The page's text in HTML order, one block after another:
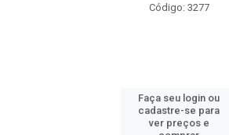
Código: 3277
Faça seu login ou
cadastre-se para
ver preços e